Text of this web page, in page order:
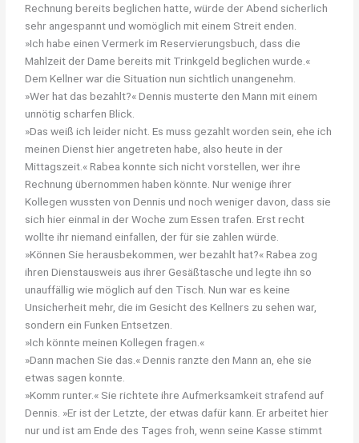
Rechnung bereits beglichen hatte, würde der Abend sicherlich
sehr angespannt und womöglich mit einem Streit enden.
»Ich habe einen Vermerk im Reservierungsbuch, dass die
Mahlzeit der Dame bereits mit Trinkgeld beglichen wurde.«
Dem Kellner war die Situation nun sichtlich unangenehm.
»Wer hat das bezahlt?« Dennis musterte den Mann mit einem
unnötig scharfen Blick.
»Das weiß ich leider nicht. Es muss gezahlt worden sein, ehe ich
meinen Dienst hier angetreten habe, also heute in der
Mittagszeit.« Rabea konnte sich nicht vorstellen, wer ihre
Rechnung übernommen haben könnte. Nur wenige ihrer
Kollegen wussten von Dennis und noch weniger davon, dass sie
sich hier einmal in der Woche zum Essen trafen. Erst recht
wollte ihr niemand einfallen, der für sie zahlen würde.
»Können Sie herausbekommen, wer bezahlt hat?« Rabea zog
ihren Dienstausweis aus ihrer Gesäßtasche und legte ihn so
unauffällig wie möglich auf den Tisch. Nun war es keine
Unsicherheit mehr, die im Gesicht des Kellners zu sehen war,
sondern ein Funken Entsetzen.
»Ich könnte meinen Kollegen fragen.«
»Dann machen Sie das.« Dennis ranzte den Mann an, ehe sie
etwas sagen konnte.
»Komm runter.« Sie richtete ihre Aufmerksamkeit strafend auf
Dennis. »Er ist der Letzte, der etwas dafür kann. Er arbeitet hier
nur und ist am Ende des Tages froh, wenn seine Kasse stimmt